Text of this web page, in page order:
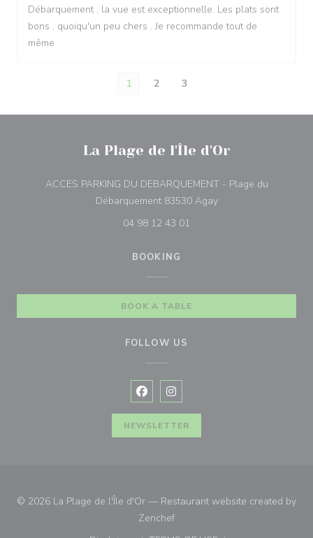
Débarquement , la vue est exceptionnelle. Les plats sont
bons , quoiqu'un peu chers . Je recommande tout de
même
1 2 3
La Plage de l'Île d'Or
ACCES PARKING DU DEBARQUEMENT - Plage du
Débarquement 83530 Agay((opens in a new
04 98 12 43 01
BOOKING
BOOK A TABLE
FOLLOW US
Facebook ((opens in a new
Instagram ((opens in a new
NEWSLETTER
© 2026 La Plage de l'Île d'Or — Restaurant website created by
Zenchef((opens in a new window))